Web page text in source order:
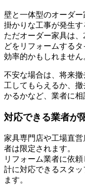
壁と一体型のオーダ
掛かりな工事が発生す
ただオーダー家具は
どをリフォームする
効率的かもしれません
不安な場合は、将来
工してもらえるか、
かるかなど、業者に相
対応できる業者が
家具専門店や工場直
者は限定されます。
リフォーム業者に依
計に対応できるスタ
ます。